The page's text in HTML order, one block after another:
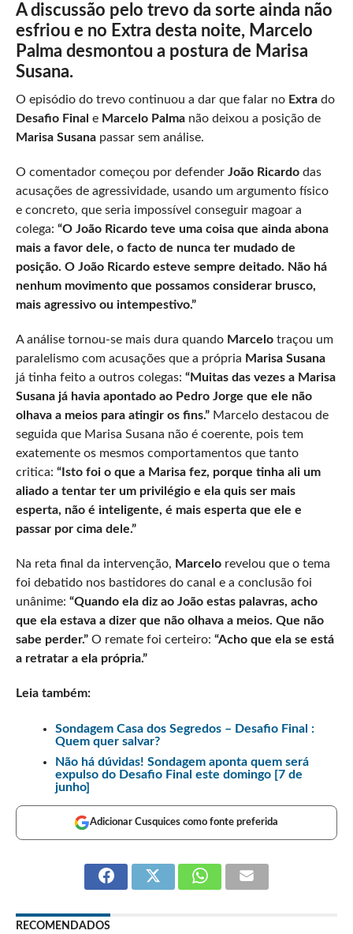
A discussão pelo trevo da sorte ainda não
esfriou e no Extra desta noite, Marcelo
Palma desmontou a postura de Marisa
Susana.
O episódio do trevo continuou a dar que falar no Extrado
Desafio Final e Marcelo Palmanão deixou a posição de
Marisa Susanapassar sem análise.
O comentador começou por defender João Ricardodas
acusações de agressividade, usando um argumento físico
e concreto, que seria impossível conseguir magoar a
colega: “O João Ricardo teve uma coisa que ainda abona
mais a favor dele, o facto de nunca ter mudado de
posição. O João Ricardo esteve sempre deitado. Não há
nenhum movimento que possamos considerar brusco,
mais agressivo ou intempestivo.”
A análise tornou-se mais dura quando Marcelotraçou um
paralelismo com acusações que a própria Marisa Susana
já tinha feito a outros colegas: “Muitas das vezes a Marisa
Susana já havia apontado ao Pedro Jorge que ele não
olhava a meios para atingir os fins.”Marcelo destacou de
seguida que Marisa Susana não é coerente, pois tem
exatemente os mesmos comportamentos que tanto
critica: “Isto foi o que a Marisa fez, porque tinha ali um
aliado a tentar ter um privilégio e ela quis ser mais
esperta, não é inteligente, é mais esperta que ele e
passar por cima dele.”
Na reta final da intervenção, Marcelorevelou que o tema
foi debatido nos bastidores do canal e a conclusão foi
unânime: “Quando ela diz ao João estas palavras, acho
que ela estava a dizer que não olhava a meios. Que não
sabe perder.”O remate foi certeiro: “Acho que ela se está
a retratar a ela própria.”
Leia também:
Sondagem Casa dos Segredos – Desafio Final :
Quem quer salvar?
Não há dúvidas! Sondagem aponta quem será
expulso do Desafio Final este domingo [7 de
junho]
Adicionar Cusquices como fonte preferida
RECOMENDADOS